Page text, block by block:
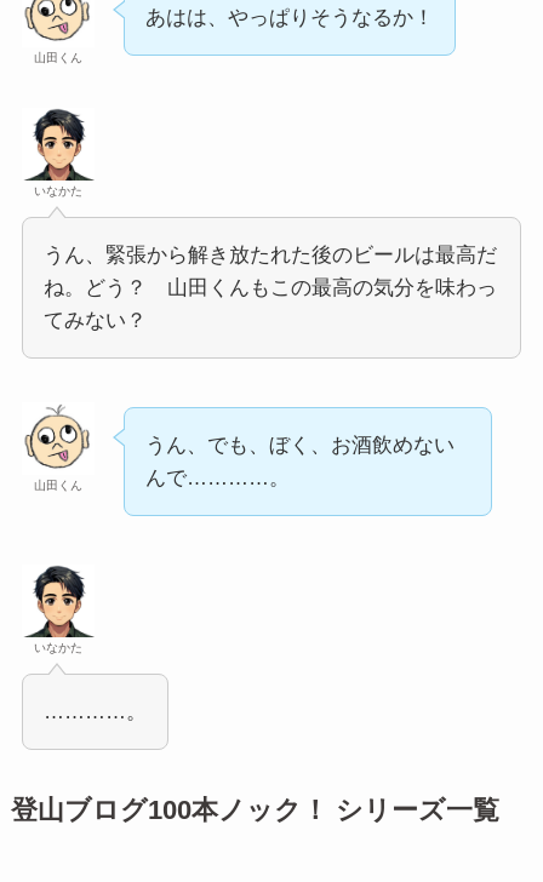
山田くん
あはは、やっぱりそうなるか！
いなかた
うん、緊張から解き放たれた後のビールは最高だ
ね。どう？ 山田くんもこの最高の気分を味わっ
てみない？
山田くん
うん、でも、ぼく、お酒飲めない
んで…………。
いなかた
…………。
登山ブログ100本ノック！ シリーズ一覧